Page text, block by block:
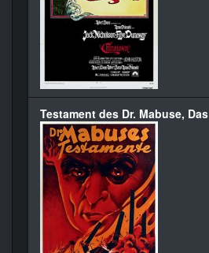
Testament des Dr. Mabuse, Das